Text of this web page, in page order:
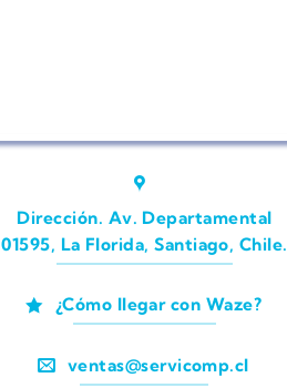
Dirección. Av. Departamental
01595, La Florida, Santiago, Chile.
¿Cómo llegar con Waze?
ventas@servicomp.cl